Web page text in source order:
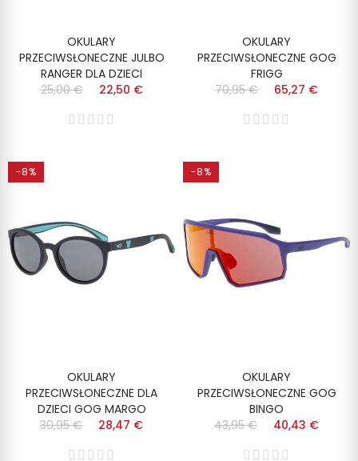
OKULARY
PRZECIWSŁONECZNE JULBO
RANGER DLA DZIECI
25,00 €
22,50 €
OKULARY
PRZECIWSŁONECZNE GOG
FRIGG
70,95 €
65,27 €
-8%
OKULARY
PRZECIWSŁONECZNE DLA
DZIECI GOG MARGO
30,95 €
28,47 €
-8%
OKULARY
PRZECIWSŁONECZNE GOG
BINGO
43,95 €
40,43 €